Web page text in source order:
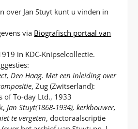
over Jan Stuyt kunt u vinden in
via Biografisch portaal van
in KDC-Knipselcollectie.
Den Haag. Met een inleiding over
, Zug (Zwitserland):
of To-day Ltd., 1933
Jan Stuyt(1868-1934), kerkbouwer,
te vergeten, doctoraalscriptie